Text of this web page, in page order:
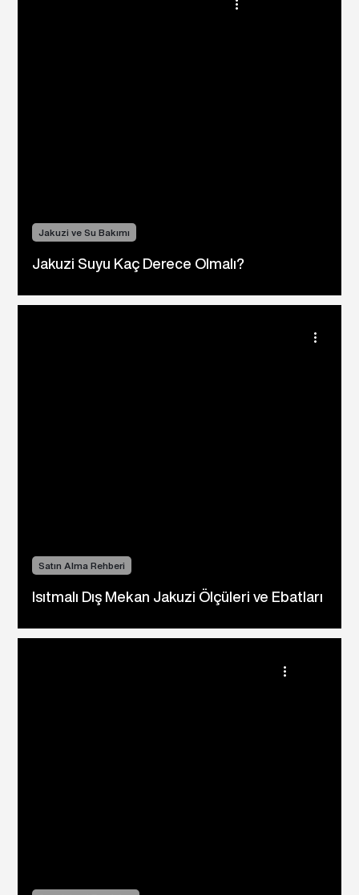
Jakuzi Suyu Kaç Derece Olmalı?
Jakuzi ve Su Bakımı
Isıtmalı Dış Mekan Jakuzi Ölçüleri ve Ebatları
Satın Alma Rehberi